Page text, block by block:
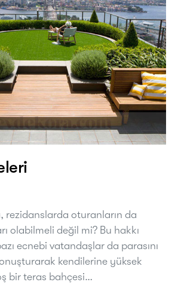
rezidanslarda oturanların da
olabilmeli değil mi? Bu hakkı
ecnebi vatandaşlar da parasını
kendilerine yüksek
bir teras bahçesi…